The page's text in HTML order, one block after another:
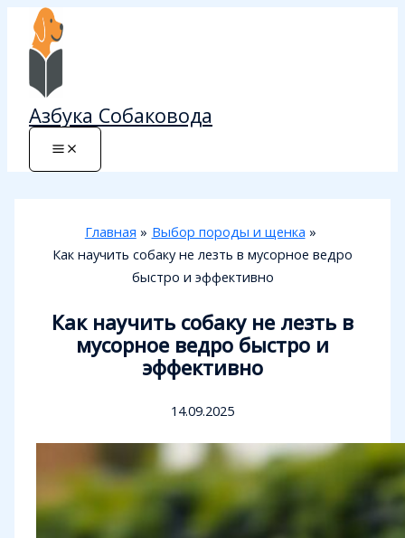
Перейти
содержимому
Азбука Собаковода
Главная
Выбор породы и щенка
Как научить собаку не лезть в мусорное ведро
быстро и эффективно
Как научить собаку не лезть в
мусорное ведро быстро и
эффективно
14.09.2025